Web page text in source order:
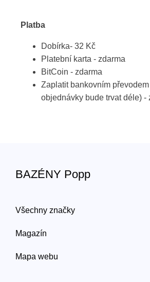
Platba
Dobírka- 32 Kč
Platební karta - zdarma
BitCoin - zdarma
Zaplatit bankovním
objednávky bude trvat déle) -
BAZÉNY Popp
Všechny značky
Magazín
Mapa webu